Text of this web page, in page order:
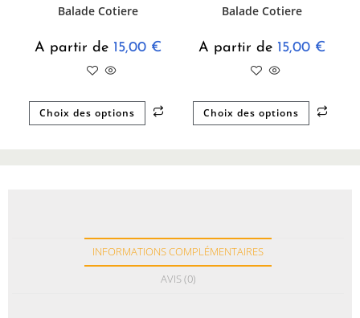
Balade Cotiere
A partir de 15,00 €
Choix des options
Balade Cotiere
A partir de 15,00 €
Choix des options
INFORMATIONS COMPLÉMENTAIRES
AVIS (0)